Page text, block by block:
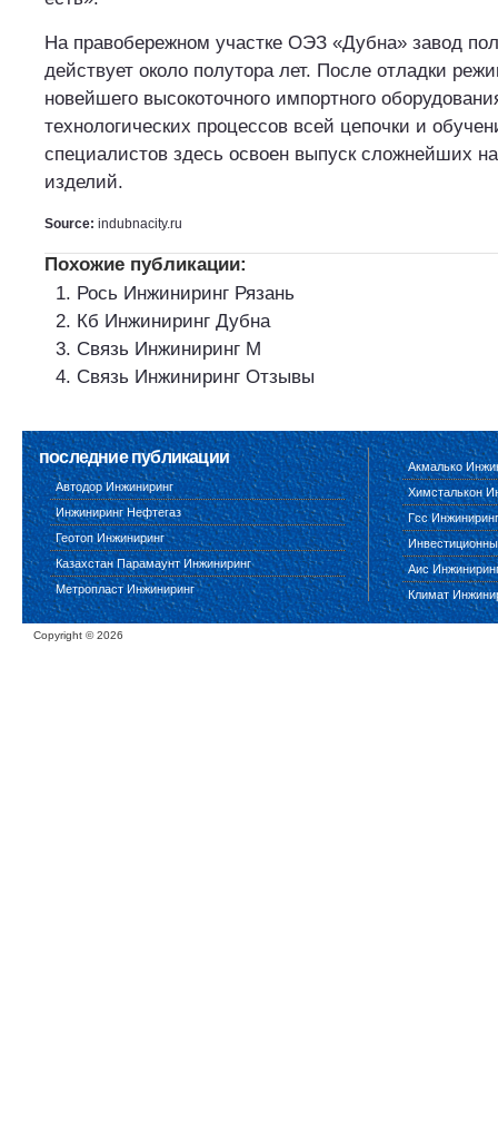
На правобережном участке ОЭЗ «Дубна» завод
действует около полутора лет. После отладки
новейшего высокоточного импортного
технологических процессов всей цепочки и
специалистов здесь освоен выпуск сложнейших
изделий.
Source: indubnacity.ru
Похожие публикации:
Рось Инжиниринг Рязань
Кб Инжиниринг Дубна
Связь Инжиниринг М
Связь Инжиниринг Отзывы
последние публикации
Автодор Инжиниринг
Инжиниринг Нефтегаз
Геотоп Инжиниринг
Казахстан Парамаунт Инжиниринг
Метропласт Инжиниринг
Акмалько
Химсталькон
Гсс Инжиниринг
Аис
Климат
Copyright ©2026